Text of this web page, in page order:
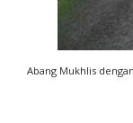
Abang Mukhlis